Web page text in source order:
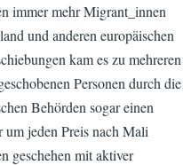
immer mehr Migrant_innen
und anderen europäischen
kam es zu mehreren
Personen durch die
Behörden sogar einen
jeden Preis nach Mali
geschehen mit aktiver